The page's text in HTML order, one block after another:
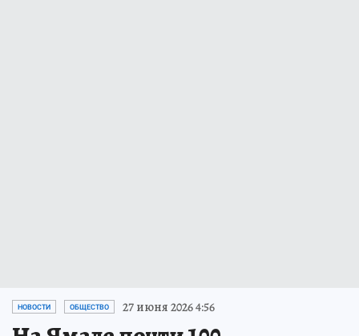
НОВОСТИ ОБЩЕСТВО 27 июня 2026 4:56